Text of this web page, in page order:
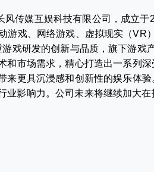
风传媒互娱科技有限公司，成立
游戏、网络游戏、虚拟现实（
戏研发的创新与品质，旗下游
和市场需求，精心打造出一系列
来更具沉浸感和创新性的娱乐体
业影响力。公司未来将继续加大